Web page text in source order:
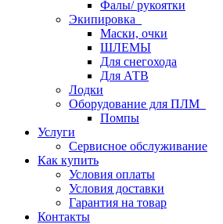
Фалы/ рукоятки
Экипировка
Маски, очки
ШЛЕМЫ
Для снегохода
Для АТВ
Лодки
Оборудование для ПЛМ
Помпы
Услуги
Сервисное обслуживание
Как купить
Условия оплаты
Условия доставки
Гарантия на товар
Контакты